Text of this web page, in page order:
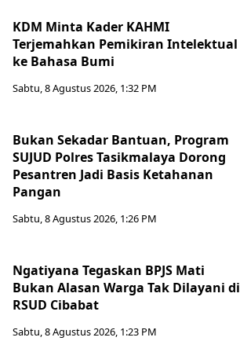
KDM Minta Kader KAHMI
Terjemahkan Pemikiran Intelektual
ke Bahasa Bumi
Sabtu, 8 Agustus 2026, 1:32 PM
Bukan Sekadar Bantuan, Program
SUJUD Polres Tasikmalaya Dorong
Pesantren Jadi Basis Ketahanan
Pangan
Sabtu, 8 Agustus 2026, 1:26 PM
Ngatiyana Tegaskan BPJS Mati
Bukan Alasan Warga Tak Dilayani di
RSUD Cibabat
Sabtu, 8 Agustus 2026, 1:23 PM